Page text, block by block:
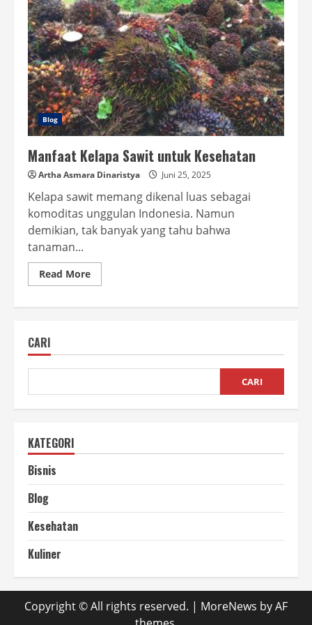
Blog
Manfaat Kelapa Sawit untuk Kesehatan
Artha Asmara Dinaristya Juni 25, 2025
Kelapa sawit memang dikenal luas sebagai
komoditas unggulan Indonesia. Namun
demikian, tak banyak yang tahu bahwa
tanaman...
Read MoreRead
more
CARI
CARI
KATEGORI
Bisnis
Blog
Kesehatan
Kuliner
Copyright © All rights reserved. | MoreNews by AF